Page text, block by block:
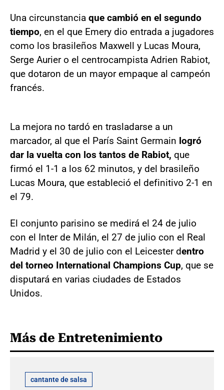
Una circunstancia que cambió en el segundo
tiempo, en el que Emery dio entrada a jugadores
como los brasileños Maxwell y Lucas Moura,
Serge Aurier o el centrocampista Adrien Rabiot,
que dotaron de un mayor empaque al campeón
francés.
La mejora no tardó en trasladarse a un
marcador, al que el París Saint Germain logró
dar la vuelta con los tantos de Rabiot, que
firmó el 1-1 a los 62 minutos, y del brasileño
Lucas Moura, que estableció el definitivo 2-1 en
el 79.
El conjunto parisino se medirá el 24 de julio
con el Inter de Milán, el 27 de julio con el Real
Madrid y el 30 de julio con el Leicester dentro
del torneo International Champions Cup, que se
disputará en varias ciudades de Estados
Unidos.
Más de Entretenimiento
cantante de salsa